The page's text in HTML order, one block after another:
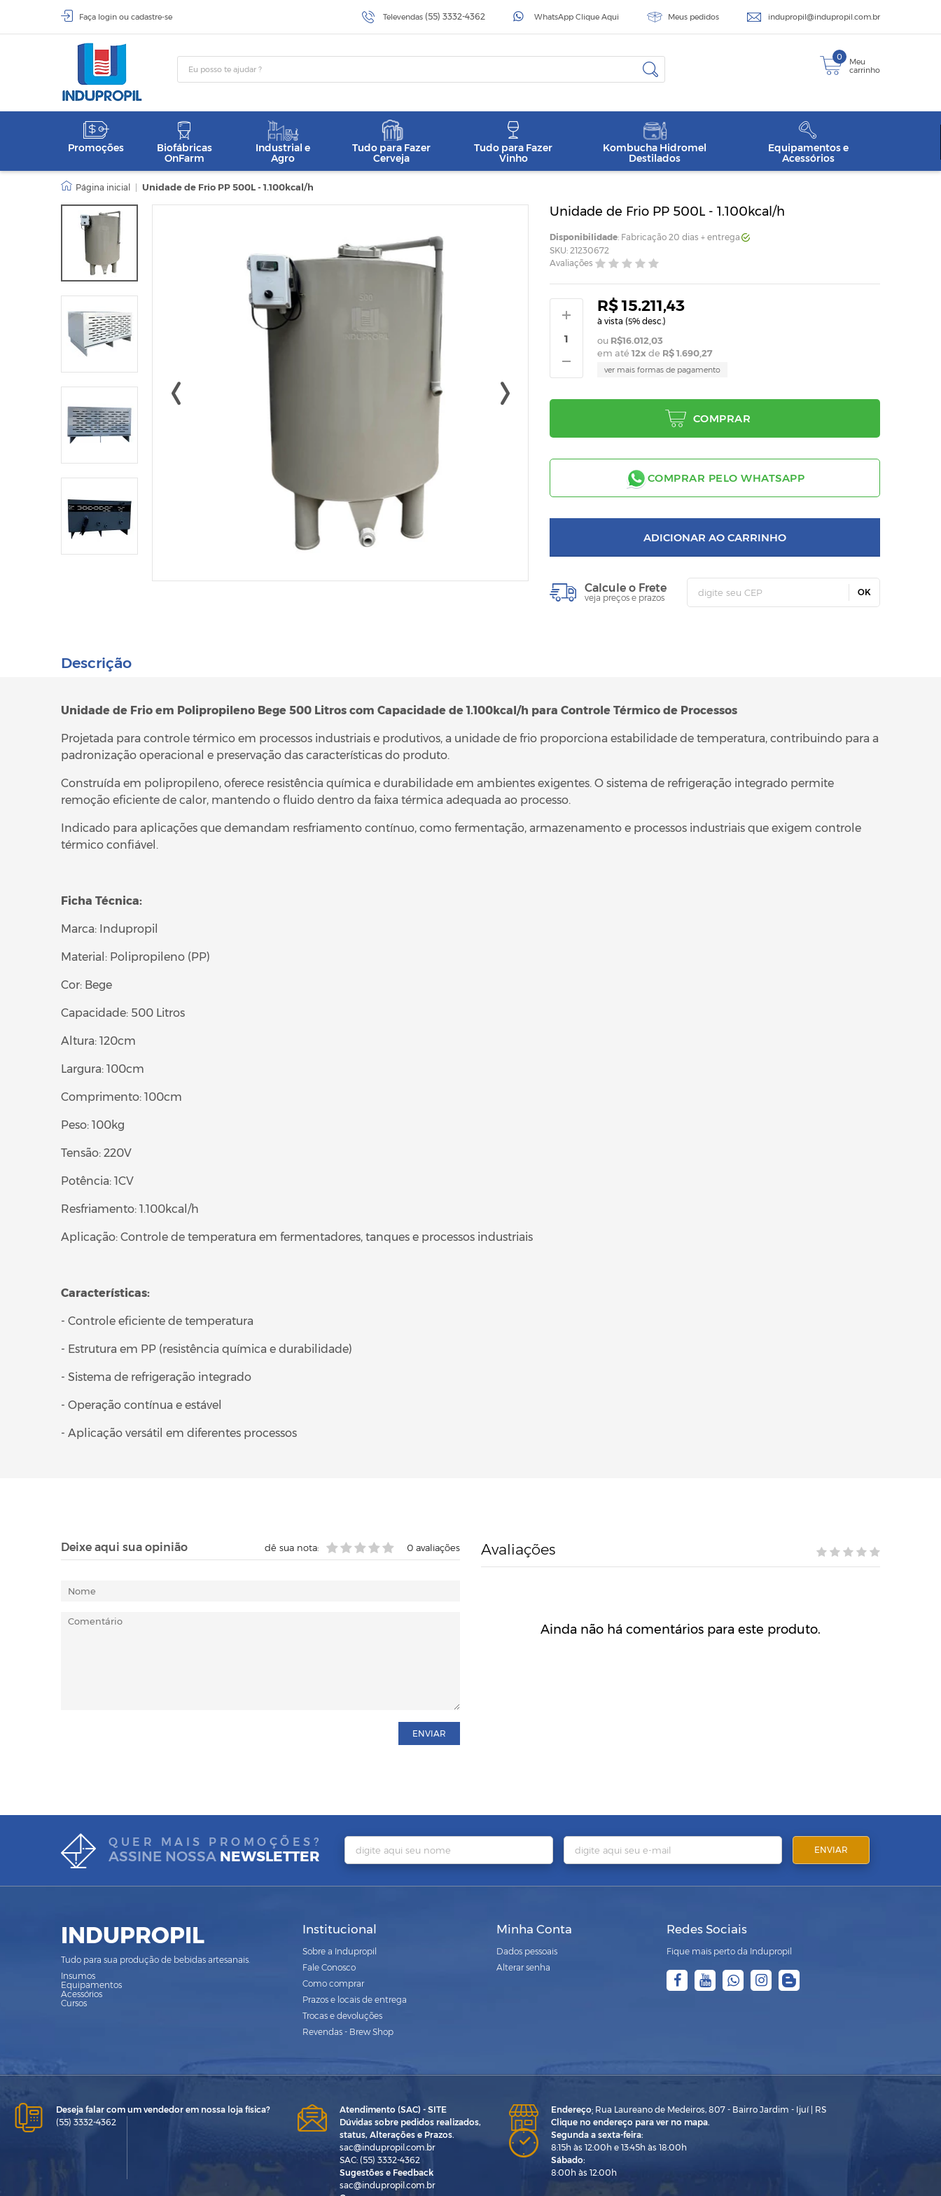
Faça login ou cadastre-se Televendas (55) 3332-4362 WhatsApp Clique Aqui Meus pedidos indupropil@indupropil.com.br
0
Meu
carrinho
Promoções
Biofábricas
OnFarm
Industrial e
Agro
Tudo para Fazer
Cerveja
Tudo para Fazer
Vinho
Kombucha Hidromel
Destilados
Equipamentos e
Acessórios
Unidade de Frio PP 500L - 1.100kcal/h
Unidade de Frio PP 500L - 1.100kcal/h
Disponibilidade: Fabricação 20 dias + entrega
SKU: 21230672
Avaliações
R$ 15.211,43
à vista (5% desc.)
R$16.012,03
em até 12x de R$ 1.690,27
ver mais formas de pagamento
COMPRAR
COMPRAR PELO WHATSAPP
ADICIONAR AO CARRINHO
Calcule o Frete
veja preços e prazos
OK
Descrição
Unidade de Frio em Polipropileno Bege 500 Litros com Capacidade de 1.100kcal/h para Controle Térmico de Processos
Projetada para controle térmico em processos industriais e produtivos, a unidade de frio proporciona estabilidade de temperatura, contribuindo para a
padronização operacional e preservação das características do produto.
Construída em polipropileno, oferece resistência química e durabilidade em ambientes exigentes. O sistema de refrigeração integrado permite
remoção eficiente de calor, mantendo o fluido dentro da faixa térmica adequada ao processo.
Indicado para aplicações que demandam resfriamento contínuo, como fermentação, armazenamento e processos industriais que exigem controle
térmico confiável.
Ficha Técnica:
Marca: Indupropil
Material: Polipropileno (PP)
Cor: Bege
Capacidade: 500 Litros
Altura: 120cm
Largura: 100cm
Comprimento: 100cm
Peso: 100kg
Tensão: 220V
Potência: 1CV
Resfriamento: 1.100kcal/h
Aplicação: Controle de temperatura em fermentadores, tanques e processos industriais
Características:
- Controle eficiente de temperatura
- Estrutura em PP (resistência química e durabilidade)
- Sistema de refrigeração integrado
- Operação contínua e estável
- Aplicação versátil em diferentes processos
Deixe aqui sua opinião 0 avaliações
dê sua nota:
ENVIAR
Avaliações
Ainda não há comentários para este produto.
QUER MAIS PROMOÇÕES?
ASSINE NOSSA NEWSLETTER
INDUPROPIL
Tudo para sua produção de bebidas artesanais.
Insumos
Equipamentos
Acessórios
Cursos
Institucional
Sobre a Indupropil
Fale Conosco
Como comprar
Prazos e locais de entrega
Trocas e devoluções
Revendas - Brew Shop
Minha Conta
Dados pessoais
Alterar senha
Redes Sociais
Fique mais perto da Indupropil
Deseja falar com um vendedor em nossa loja física?
(55) 3332-4362
Atendimento (SAC) - SITE
Dúvidas sobre pedidos realizados,
status, Alterações e Prazos.
sac@indupropil.com.br
SAC: (55) 3332-4362
Sugestões e Feedback
sac@indupropil.com.br
Endereço: Rua Laureano de Medeiros, 807 - Bairro Jardim - Ijuí | RS
Clique no endereço para ver no mapa.
Segunda a sexta-feira:
8:15h às 12:00h e 13:45h às 18:00h
Sábado:
8:00h às 12:00h